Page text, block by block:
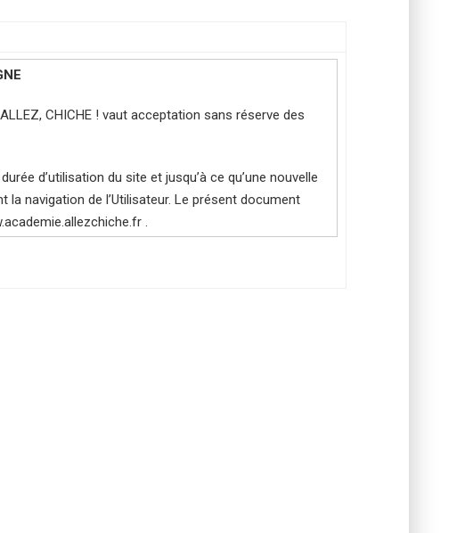
CHICHE ! vaut acceptation sans réserve des
d’utilisation du site et jusqu’à ce qu’une nouvelle
navigation de l’Utilisateur. Le présent document
.
– Auto-entreprise dont le siège est
des métiers de la Haute-Savoie et ayant pour